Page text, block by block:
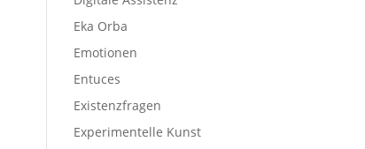
Eka Orba
Emotionen
Entuces
Existenzfragen
Experimentelle Kunst